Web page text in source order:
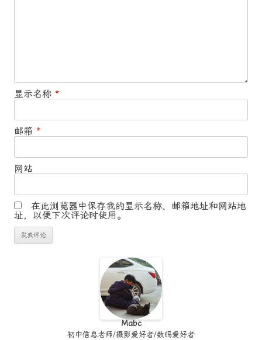
显示名称 *
邮箱 *
网站
在此浏览器中保存我的显示名称、邮箱地址和网站地
址，以便下次评论时使用。
Mabc
初中信息老师/摄影爱好者/数码爱好者